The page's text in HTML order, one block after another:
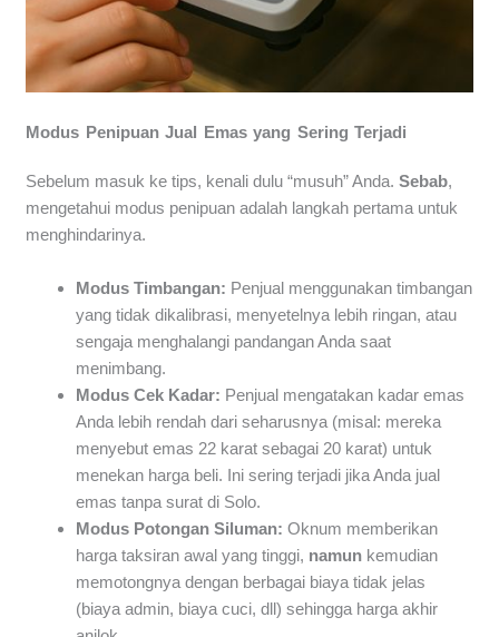
Modus Penipuan Jual Emas yang Sering Terjadi
Sebelum masuk ke tips, kenali dulu “musuh” Anda.Sebab,
mengetahui modus penipuan adalah langkah pertama untuk
menghindarinya.
Modus Timbangan: Penjual menggunakan timbangan
yang tidak dikalibrasi, menyetelnya lebih ringan, atau
sengaja menghalangi pandangan Anda saat
menimbang.
Modus Cek Kadar: Penjual mengatakan kadar emas
Anda lebih rendah dari seharusnya (misal: mereka
menyebut emas 22 karat sebagai 20 karat) untuk
menekan harga beli. Ini sering terjadi jika Anda jual
emas tanpa surat di Solo.
Modus Potongan Siluman: Oknum memberikan
harga taksiran awal yang tinggi, namun kemudian
memotongnya dengan berbagai biaya tidak jelas
(biaya admin, biaya cuci, dll) sehingga harga akhir